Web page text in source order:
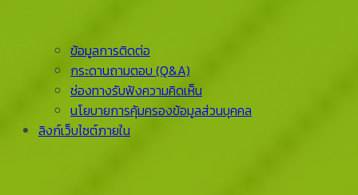
ข้อมูลการติดต่อ
กระดานถามตอบ (Q&A)
ช่องทางรับฟังความคิดเห็น
นโยบายการคุ้มครองข้อมูลส่วนบุคคล
ลิงก์เว็บไซต์ภายใน